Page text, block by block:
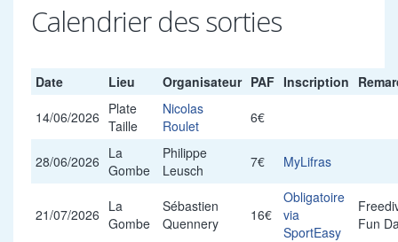
Calendrier des sorties
Date Lieu Organisateur PAF Inscription
14/06/2026 Plate
Taille
Nicolas
Roulet
6€
28/06/2026 La
Gombe
Philippe
Leusch
7€ MyLifras
21/07/2026 La
Gombe
Sébastien
Quennery
16€
Obligatoire
via
SportEasy
Fun